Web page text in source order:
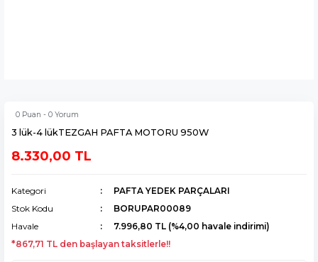
0 Puan - 0 Yorum
3 lük-4 lükTEZGAH PAFTA MOTORU 950W
8.330,00 TL
Kategori
PAFTA YEDEK PARÇALARI
Stok Kodu
BORUPAR00089
Havale
7.996,80 TL (%4,00 havale indirimi)
*867,71 TL den başlayan taksitlerle!!